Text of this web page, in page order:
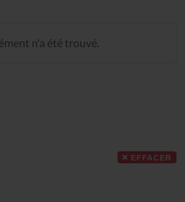
n'a été trouvé.
EFFACER